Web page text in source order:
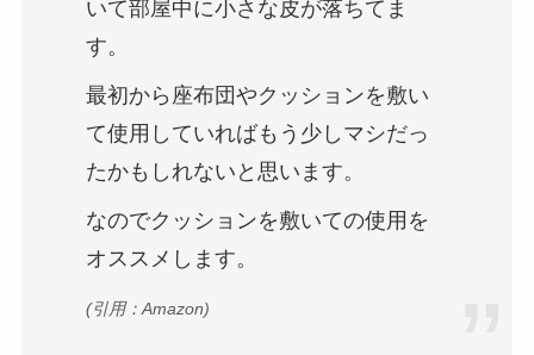
いて部屋中に小さな皮が落ちてま
す。
最初から座布団やクッションを敷い
て使用していればもう少しマシだっ
たかもしれないと思います。
なのでクッションを敷いての使用を
オススメします。
(引用：Amazon)